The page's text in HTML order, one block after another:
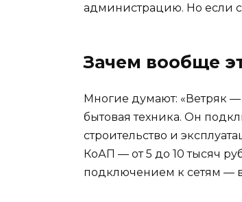
администрацию. Но если
Зачем вообще
Многие думают: «Ветряк —
бытовая техника. Он
строительство и
КоАП — от 5 до 10 тысяч
подключением к сетям —